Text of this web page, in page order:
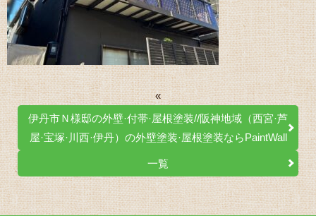
«
伊丹市Ｎ様邸の外壁·付帯·屋根塗装//阪神地域（西宮·芦
屋·宝塚·川西·伊丹）の外壁塗装·屋根塗装ならPaintWall
一覧